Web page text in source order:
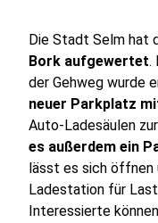
Die Stadt Selm hat
Bork aufgewertet.
der Gehweg wurde
neuer Parkplatz
Auto-Ladesäulen
es außerdem ein
lässt es sich öffnen
Ladestation für
Interessierte